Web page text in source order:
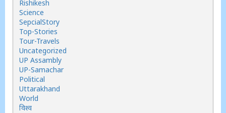
Rishikesh
Science
SepcialStory
Top-Stories
Tour-Travels
Uncategorized
UP Assambly
UP-Samachar
Political
Uttarakhand
World
विश्व